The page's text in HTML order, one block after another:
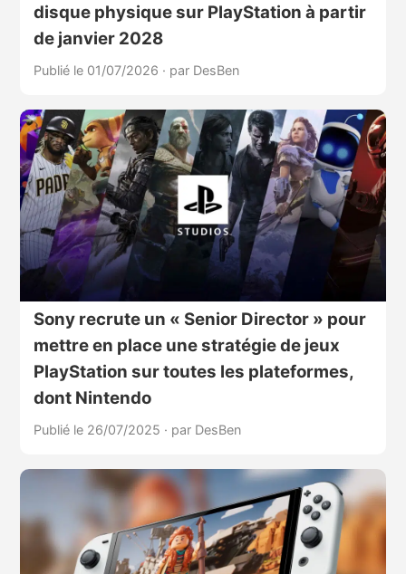
disque physique sur PlayStation à partir
de janvier 2028
Publié le 01/07/2026 · par DesBen
Sony recrute un « Senior Director » pour
mettre en place une stratégie de jeux
PlayStation sur toutes les plateformes,
dont Nintendo
Publié le 26/07/2025 · par DesBen